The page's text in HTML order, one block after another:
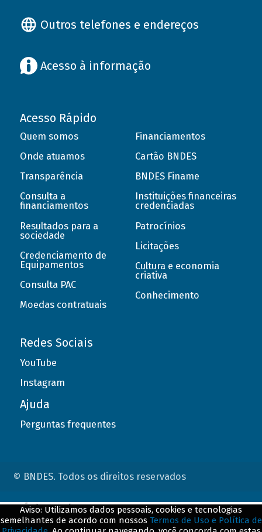
Outros telefones e endereços
Acesso à informação
Acesso Rápido
Quem somos
Onde atuamos
Transparência
Consulta a
financiamentos
Resultados para a
sociedade
Credenciamento de
Equipamentos
Consulta PAC
Moedas contratuais
Financiamentos
Cartão BNDES
BNDES Finame
Instituições financeiras
credenciadas
Patrocínios
Licitações
Cultura e economia
criativa
Conhecimento
Redes Sociais
YouTube
Instagram
Ajuda
Perguntas frequentes
© BNDES. Todos os direitos reservados
Aviso: Utilizamos dados pessoais, cookies e tecnologias
semelhantes de acordo com nossos Termos de Uso e Política de
ConteÃºdo complementar
${title}${badge}